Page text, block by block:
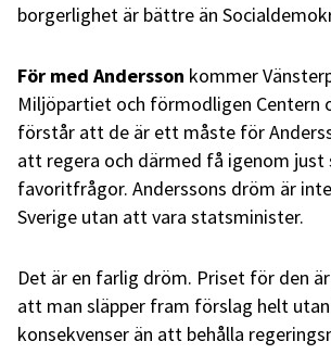
borgerlighet är bättre än
För med Andersson kommer
Miljöpartiet och förmodligen Centern
förstår att de är ett måste för
att regera och därmed få igenom just
favoritfrågor. Anderssons dröm är
Sverige utan att vara statsminister.
Det är en farlig dröm. Priset för den
att man släpper fram förslag helt
konsekvenser än att behålla